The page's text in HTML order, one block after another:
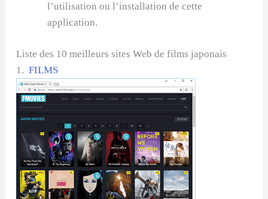
l’utilisation ou l’installation de cette
application.
Liste des 10 meilleurs sites Web de films japonais
1. FILMS